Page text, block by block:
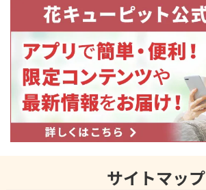
サイトマップ